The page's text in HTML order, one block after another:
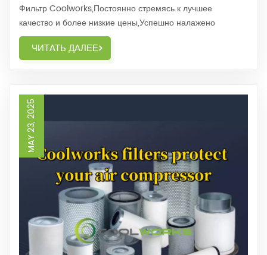
Фильтр Coolworks,Постоянно стремясь к лучшее
качество и более низкие цены,Успешно налажено
долгосрочное сотрудничество с большим количеством
клиентов-партнеров.~❤️ Спасибо за доверие и поддержку
лучше.~Мы...
ЧИТАТЬ ДАЛЕЕ
MAY 23, 2025